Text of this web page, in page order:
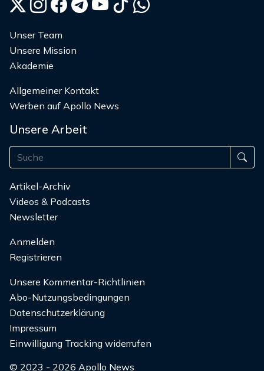
Unser Team
Unsere Mission
Akademie
Allgemeiner Kontakt
Werben auf Apollo News
Unsere Arbeit
Artikel-Archiv
Videos & Podcasts
Newsletter
Anmelden
Registrieren
Unsere Kommentar-Richtlinien
Abo-Nutzungsbedingungen
Datenschutzerklärung
Impressum
Einwilligung Tracking widerrufen
© 2023 - 2026 Apollo News